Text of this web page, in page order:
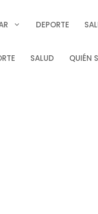
DEPORTE
SALUD QUIÉN